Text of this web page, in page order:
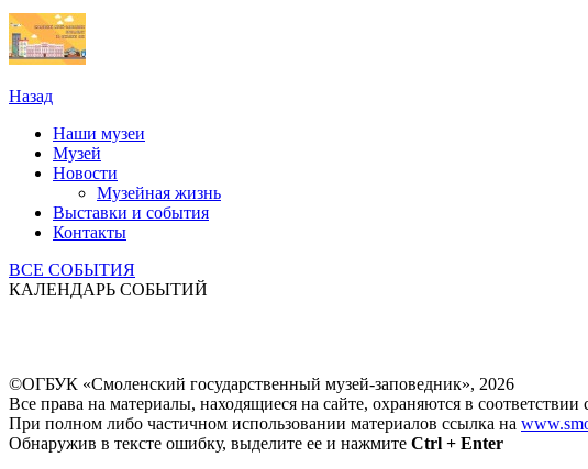
Назад
Наши музеи
Музей
Новости
Музейная жизнь
Выставки и события
Контакты
ВСЕ СОБЫТИЯ
КАЛЕНДАРЬ СОБЫТИЙ
©ОГБУК «Смоленский государственный музей-заповедник», 2026
Все права на материалы, находящиеся на сайте, охраняются в соответствии
При полном либо частичном использовании материалов ссылка на
Обнаружив в тексте ошибку, выделите ее и нажмите Ctrl + Enter